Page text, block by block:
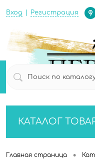
Вход Регистрация
КАТАЛОГ
Главная страница •